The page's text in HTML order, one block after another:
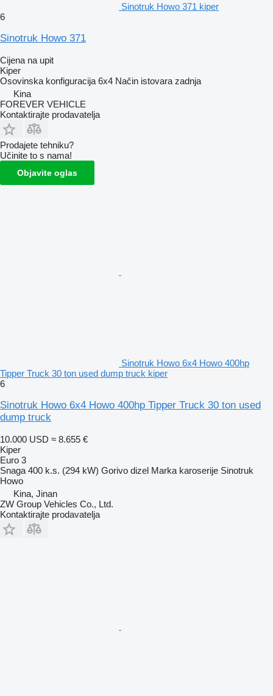
Sinotruk Howo 371 kiper
6
Sinotruk Howo 371
Cijena na upit
Kiper
Osovinska konfiguracija 6x4 Način istovara zadnja
Kina
FOREVER VEHICLE
Kontaktirajte prodavatelja
Prodajete tehniku?
Učinite to s nama!
Objavite oglas
Sinotruk Howo 6x4 Howo 400hp
Tipper Truck 30 ton used dump truck kiper
6
Sinotruk Howo 6x4 Howo 400hp Tipper Truck 30 ton used
dump truck
10.000 USD ≈ 8.655 €
Kiper
Euro 3
Snaga 400 k.s. (294 kW) Gorivo dizel Marka karoserije Sinotruk
Howo
Kina, Jinan
ZW Group Vehicles Co., Ltd.
Kontaktirajte prodavatelja